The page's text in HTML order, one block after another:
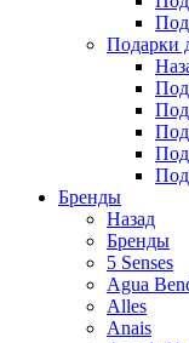
Подарки
Бренды
Назад
Бренды
5 Senses
Agua
Alles
Anais